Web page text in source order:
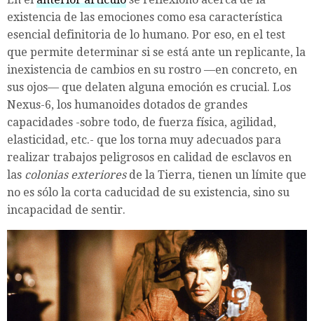
existencia de las emociones como esa característica
esencial definitoria de lo humano. Por eso, en el test
que permite determinar si se está ante un replicante, la
inexistencia de cambios en su rostro —en concreto, en
sus ojos— que delaten alguna emoción es crucial. Los
Nexus-6, los humanoides dotados de grandes
capacidades -sobre todo, de fuerza física, agilidad,
elasticidad, etc.- que los torna muy adecuados para
realizar trabajos peligrosos en calidad de esclavos en
las colonias exterioresde la Tierra, tienen un límite que
no es sólo la corta caducidad de su existencia, sino su
incapacidad de sentir.